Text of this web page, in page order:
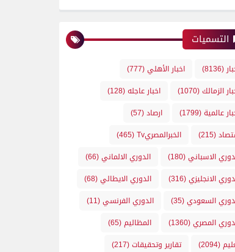
التسميات
(8136) اخبار الأهلي(777)
الزمالك(1070) اخبار عاجله(128)
عالمية(1799) ارصاد(57)
(215) الخبرالمصريTv
(465)
الاسباني(180) الدوري الالماني(66)
الانجليزي(316) الدوري الايطالي(68)
السعودي(35) الدوري الفرنسي(11)
المصري(1360) المظاليم(65)
(2094) تقارير وتحقيقات(217)